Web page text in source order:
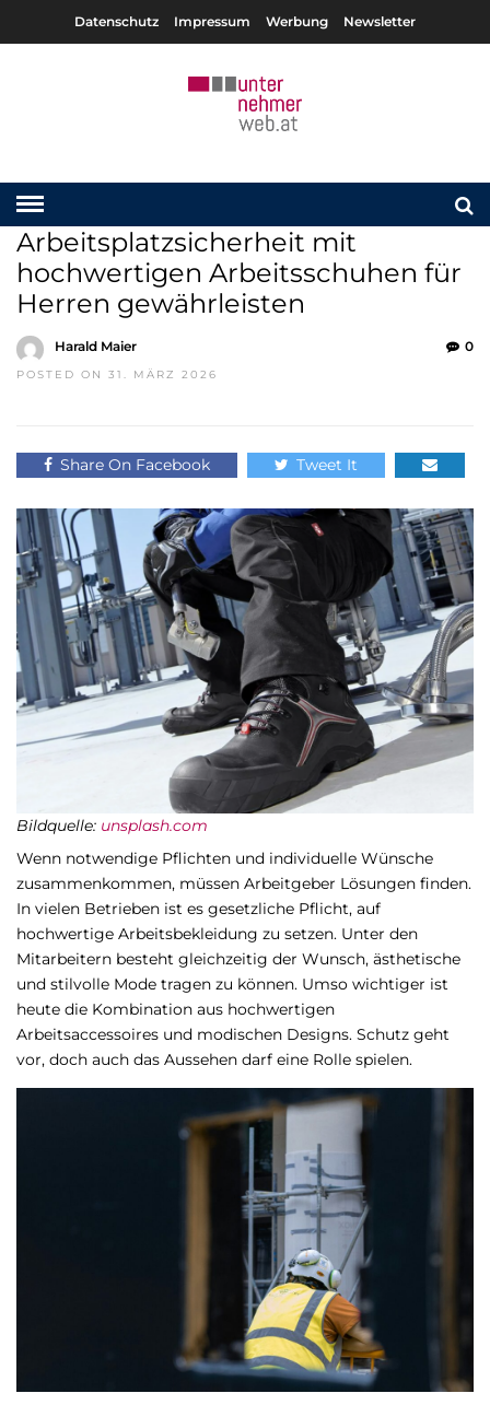
Datenschutz Impressum Werbung Newsletter
Arbeitsplatzsicherheit mit
hochwertigen Arbeitsschuhen für
Herren gewährleisten
Harald Maier
POSTED ON 31. MÄRZ 2026
0
Share On Facebook Tweet It
Bildquelle: unsplash.com
Wenn notwendige Pflichten und individuelle Wünsche
zusammenkommen, müssen Arbeitgeber Lösungen finden.
In vielen Betrieben ist es gesetzliche Pflicht, auf
hochwertige Arbeitsbekleidung zu setzen. Unter den
Mitarbeitern besteht gleichzeitig der Wunsch, ästhetische
und stilvolle Mode tragen zu können. Umso wichtiger ist
heute die Kombination aus hochwertigen
Arbeitsaccessoires und modischen Designs. Schutz geht
vor, doch auch das Aussehen darf eine Rolle spielen.